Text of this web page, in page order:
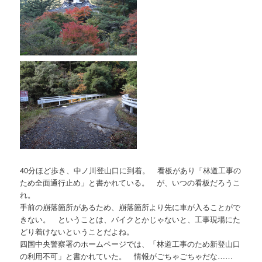
40分ほど歩き、中ノ川登山口に到着。 看板があり「林道工事の
ため全面通行止め」と書かれている。 が、いつの看板だろうこ
れ。
手前の崩落箇所があるため、崩落箇所より先に車が入ることがで
きない。 ということは、バイクとかじゃないと、工事現場にた
どり着けないということだよね。
四国中央警察署のホームページでは、「林道工事のため新登山口
の利用不可」と書かれていた。 情報がごちゃごちゃだな……